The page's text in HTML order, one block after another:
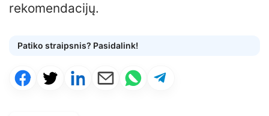
rekomendacijų.
Patiko straipsnis? Pasidalink!